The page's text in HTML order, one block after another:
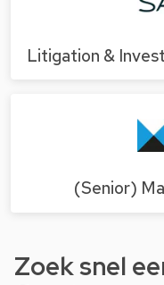
Litigation &
(Senior)
Zoek snel